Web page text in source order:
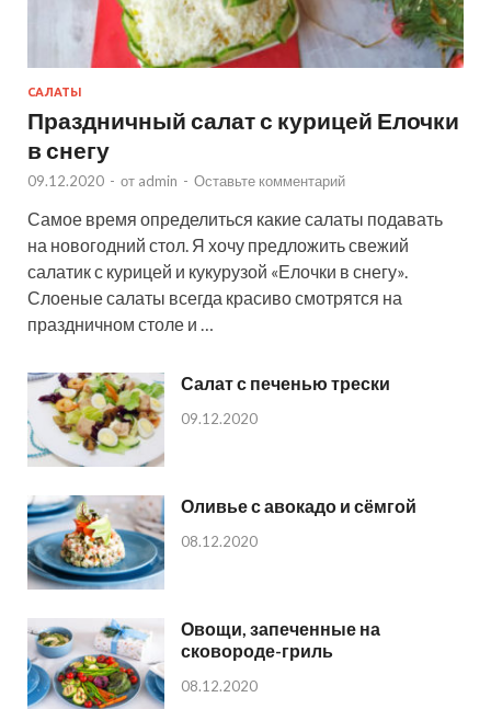
САЛАТЫ
Праздничный салат с курицей Елочки
в снегу
09.12.2020 - от admin - Оставьте комментарий
Самое время определиться какие салаты подавать
на новогодний стол. Я хочу предложить свежий
салатик с курицей и кукурузой «Елочки в снегу».
Слоеные салаты всегда красиво смотрятся на
праздничном столе и …
Салат с печенью трески
09.12.2020
Оливье с авокадо и сёмгой
08.12.2020
Овощи, запеченные на
сковороде-гриль
08.12.2020